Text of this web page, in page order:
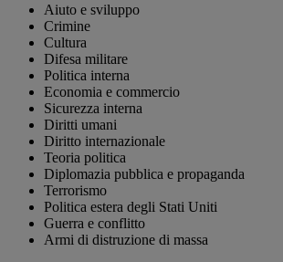
Aiuto e sviluppo
Crimine
Cultura
Difesa militare
Politica interna
Economia e commercio
Sicurezza interna
Diritti umani
Diritto internazionale
Teoria politica
Diplomazia pubblica e propaganda
Terrorismo
Politica estera degli Stati Uniti
Guerra e conflitto
Armi di distruzione di massa